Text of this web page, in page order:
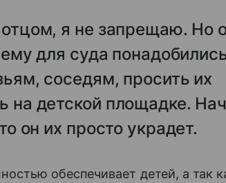
я не запрещаю. Но
для суда
соседям, просить их
на детской площадке.
он их просто украдет.
обеспечивает детей, а так